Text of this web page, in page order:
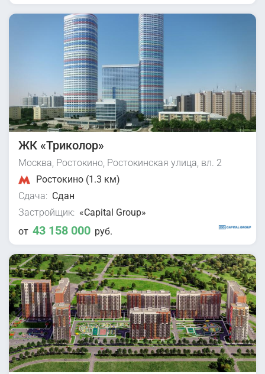
ЖК «Триколор»
Москва, Ростокино, Ростокинская улица, вл. 2
Ростокино (1.3 км)
Сдача: Сдан
Застройщик: «Capital Group»
от 43 158 000 руб.